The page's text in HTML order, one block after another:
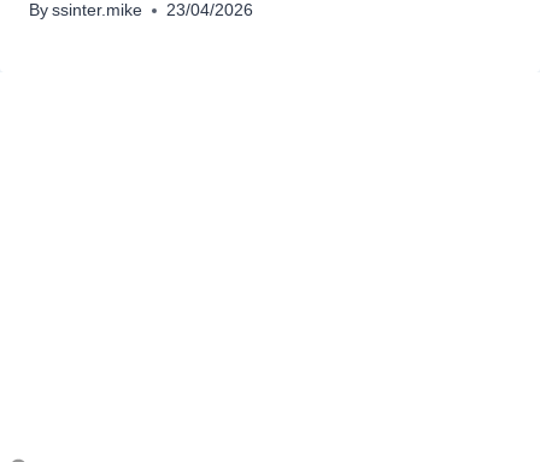
By ssinter.mike 23/04/2026